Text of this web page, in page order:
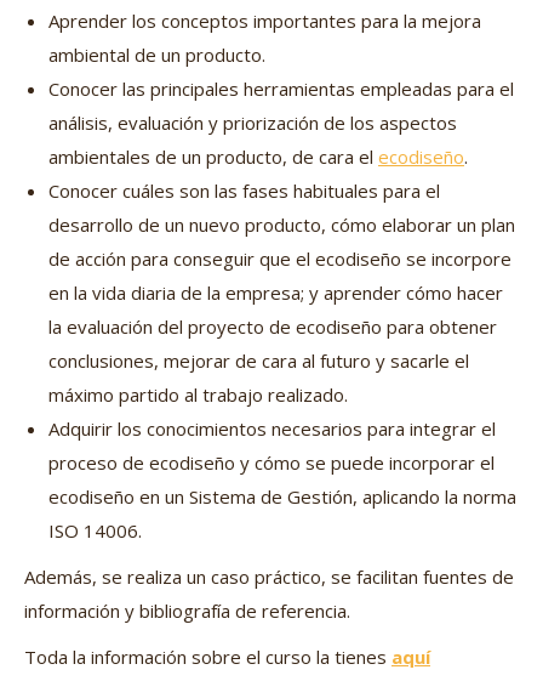
Aprender los conceptos importantes para la mejora
ambiental de un producto.
Conocer las principales herramientas empleadas para el
análisis, evaluación y priorización de los aspectos
ambientales de un producto, de cara el ecodiseño.
Conocer cuáles son las fases habituales para el
desarrollo de un nuevo producto, cómo elaborar un plan
de acción para conseguir que el ecodiseño se incorpore
en la vida diaria de la empresa; y aprender cómo hacer
la evaluación del proyecto de ecodiseño para obtener
conclusiones, mejorar de cara al futuro y sacarle el
máximo partido al trabajo realizado.
Adquirir los conocimientos necesarios para integrar el
proceso de ecodiseño y cómo se puede incorporar el
ecodiseño en un Sistema de Gestión, aplicando la norma
ISO 14006.
Además, se realiza un caso práctico, se facilitan fuentes de
información y bibliografía de referencia.
Toda la información sobre el curso la tienes aquí